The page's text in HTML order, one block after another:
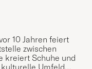
10 Jahren feiert
zwischen
kreiert Schuhe und